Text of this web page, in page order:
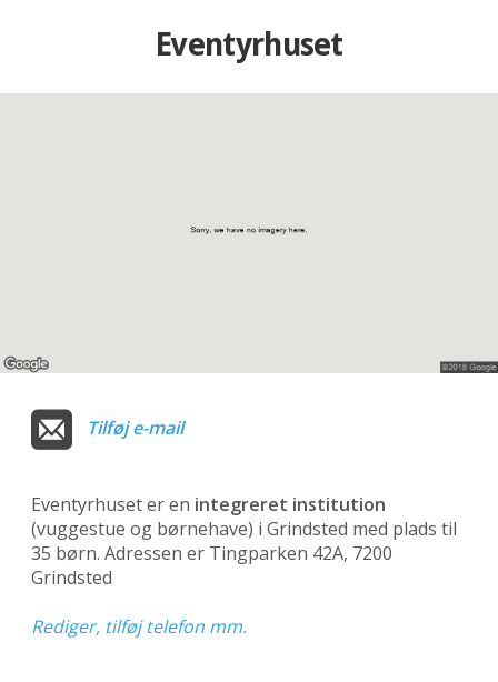
Eventyrhuset
Tilføj e-mail
Eventyrhuset er en integreret institution
(vuggestue og børnehave) i Grindsted med plads til
35 børn. Adressen er Tingparken 42A, 7200
Grindsted
Rediger, tilføj telefon mm.